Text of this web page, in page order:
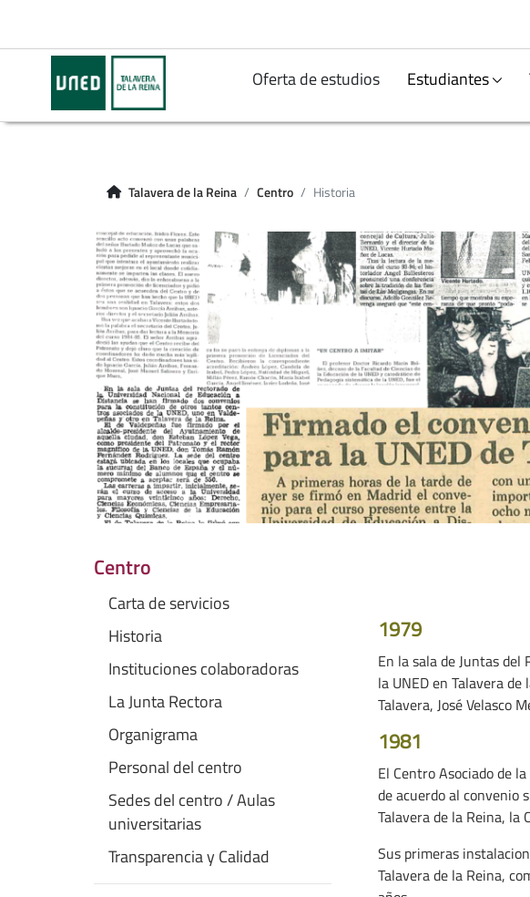
Oferta de estudios Estudiantes
Talavera de la Reina Centro Historia
Centro
Carta de servicios
Historia
Instituciones colaboradoras
La Junta Rectora
Organigrama
Personal del centro
Sedes del centro / Aulas
universitarias
Transparencia y Calidad
1979
En la sala de Juntas
la UNED en Talavera
Talavera, José Velasco
1981
El Centro Asociado de
de acuerdo al convenio
Talavera de la Reina, la
Sus primeras
Talavera de la Reina,